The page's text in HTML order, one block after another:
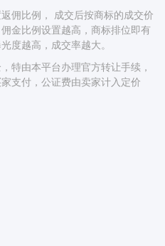
佣比例， 成交后按商标的成交价
金比例设置越高，商标排位即有
度越高，成交率越大。
特由本平台办理官方转让手续，
支付，公证费由卖家计入定价